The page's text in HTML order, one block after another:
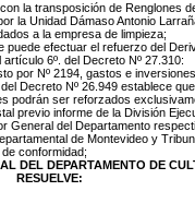
la transposición de Renglones
la Unidad Dámaso Antonio
a la empresa de limpieza;
puede efectuar el refuerzo del
6º. del Decreto Nº 27.310:
por Nº 2194, gastos e
Decreto Nº 26.949 establece
podrán ser reforzados
previo informe de la División
General del Departamento
de Montevideo y
conformidad;
DEL DEPARTAMENTO DE
RESUELVE: